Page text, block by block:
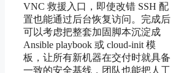
VNC 救援入口，即使改错 SSH 配
置也能通过后台恢复访问。完成后
可以考虑把整套加固脚本沉淀成
Ansible playbook 或 cloud-init 模
板，让所有新机器在交付时就具备
一致的安全基线，团队也能把人工